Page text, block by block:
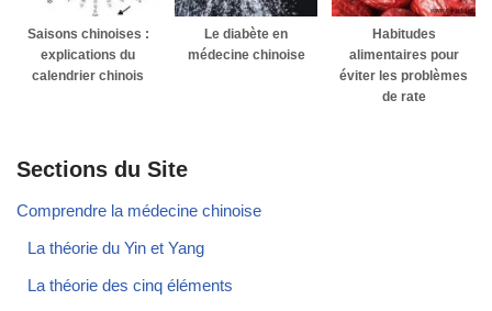
Saisons chinoises :
explications du
calendrier chinois
Le diabète en
médecine chinoise
Habitudes
alimentaires pour
éviter les problèmes
de rate
Sections du Site
Comprendre la médecine chinoise
La théorie du Yin et Yang
La théorie des cinq éléments